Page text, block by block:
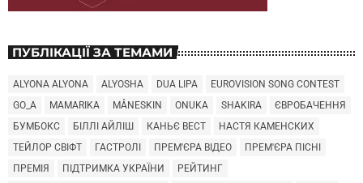
ПУБЛІКАЦІЇ ЗА ТЕМАМИ
ALYONA ALYONA ALYOSHA DUA LIPA
EUROVISION SONG CONTEST
GO_A
MAMARIKA MÅNESKIN ONUKA SHAKIRA
ЄВРОБАЧЕННЯ
БУМБОКС
БІЛЛІ АЙЛІШ КАНЬЄ ВЕСТ
НАСТЯ КАМЕНСКИХ
ТЕЙЛОР СВІФТ
ГАСТРОЛІ ПРЕМ'ЄРА ВІДЕО
ПРЕМ'ЄРА ПІСНІ
ПРЕМІЯ
ПІДТРИМКА УКРАЇНИ
РЕЙТИНГ